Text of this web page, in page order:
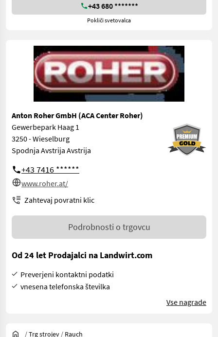
+43 680 *******
Pokliči svetovalca
Anton Roher GmbH (ACA Center Roher)
Gewerbepark Haag 1
3250 - Wieselburg
Spodnja Avstrija Avstrija
+43 7416 ******
www.roher.at/
Zahtevaj povratni klic
Podrobnosti o trgovcu
Od 24 let Prodajalci na Landwirt.com
Preverjeni kontaktni podatki
vnesena telefonska številka
Vse nagrade
/Trg strojev / Rauch